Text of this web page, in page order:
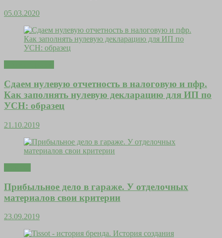
05.03.2020
Сдаем нулевую отчетность в налоговую и пфр.
Как заполнять нулевую декларацию для ИП по
УСН: образец
21.10.2019
Прибыльное дело в гараже. У отделочных
материалов свои критерии
23.09.2019